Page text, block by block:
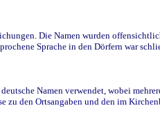
Die Namen wurden
Sprache in den Dörfern war
Namen verwendet, wobei
zu den Ortsangaben und den im